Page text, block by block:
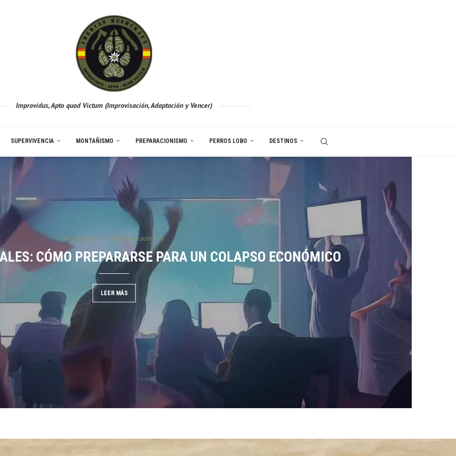
Improvidus, Apto quod Victum (Improvisación, Adaptación y Vencer)
SUPERVIVENCIA MONTAÑISMO PREPARACIONISMO PERROS LOBO DESTINOS
Preparación Preparacionismo
CÓMO PREPARARSE PARA UN COLAPSO ECONÓMICO
LEER MÁS
Bushcraft
DOMINA EL ARTE DEL FUEGO:
LEER MÁS